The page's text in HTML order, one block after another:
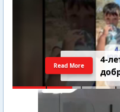
4-
Read More